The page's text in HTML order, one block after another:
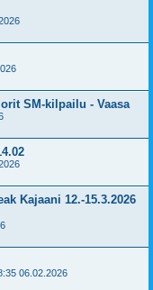
SM-kilpailu - Vaasa
Kajaani 12.-15.3.2026
06.02.2026